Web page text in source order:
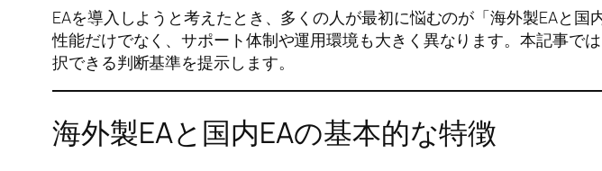
EAを導入しようと考えたとき、多くの人が最初に悩むのが「海外製EAと
性能だけでなく、サポート体制や運用環境も大きく異なります。本記事で
択できる判断基準を提示します。
海外製EAと国内EAの基本的な特徴